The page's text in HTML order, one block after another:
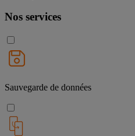
Nos services
Sauvegarde de données